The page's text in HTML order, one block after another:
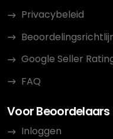
Privacybeleid
Google Seller
FAQ
Voor Beoordelaars
Inloggen